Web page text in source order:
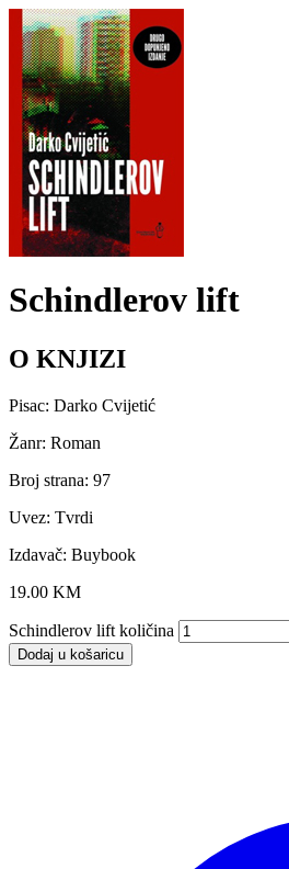
Schindlerov lift
O KNJIZI
Pisac: Darko Cvijetić
Žanr: Roman
Broj strana: 97
Uvez: Tvrdi
Izdavač: Buybook
19.00 KM
Schindlerov lift količina
Dodaj u košaricu